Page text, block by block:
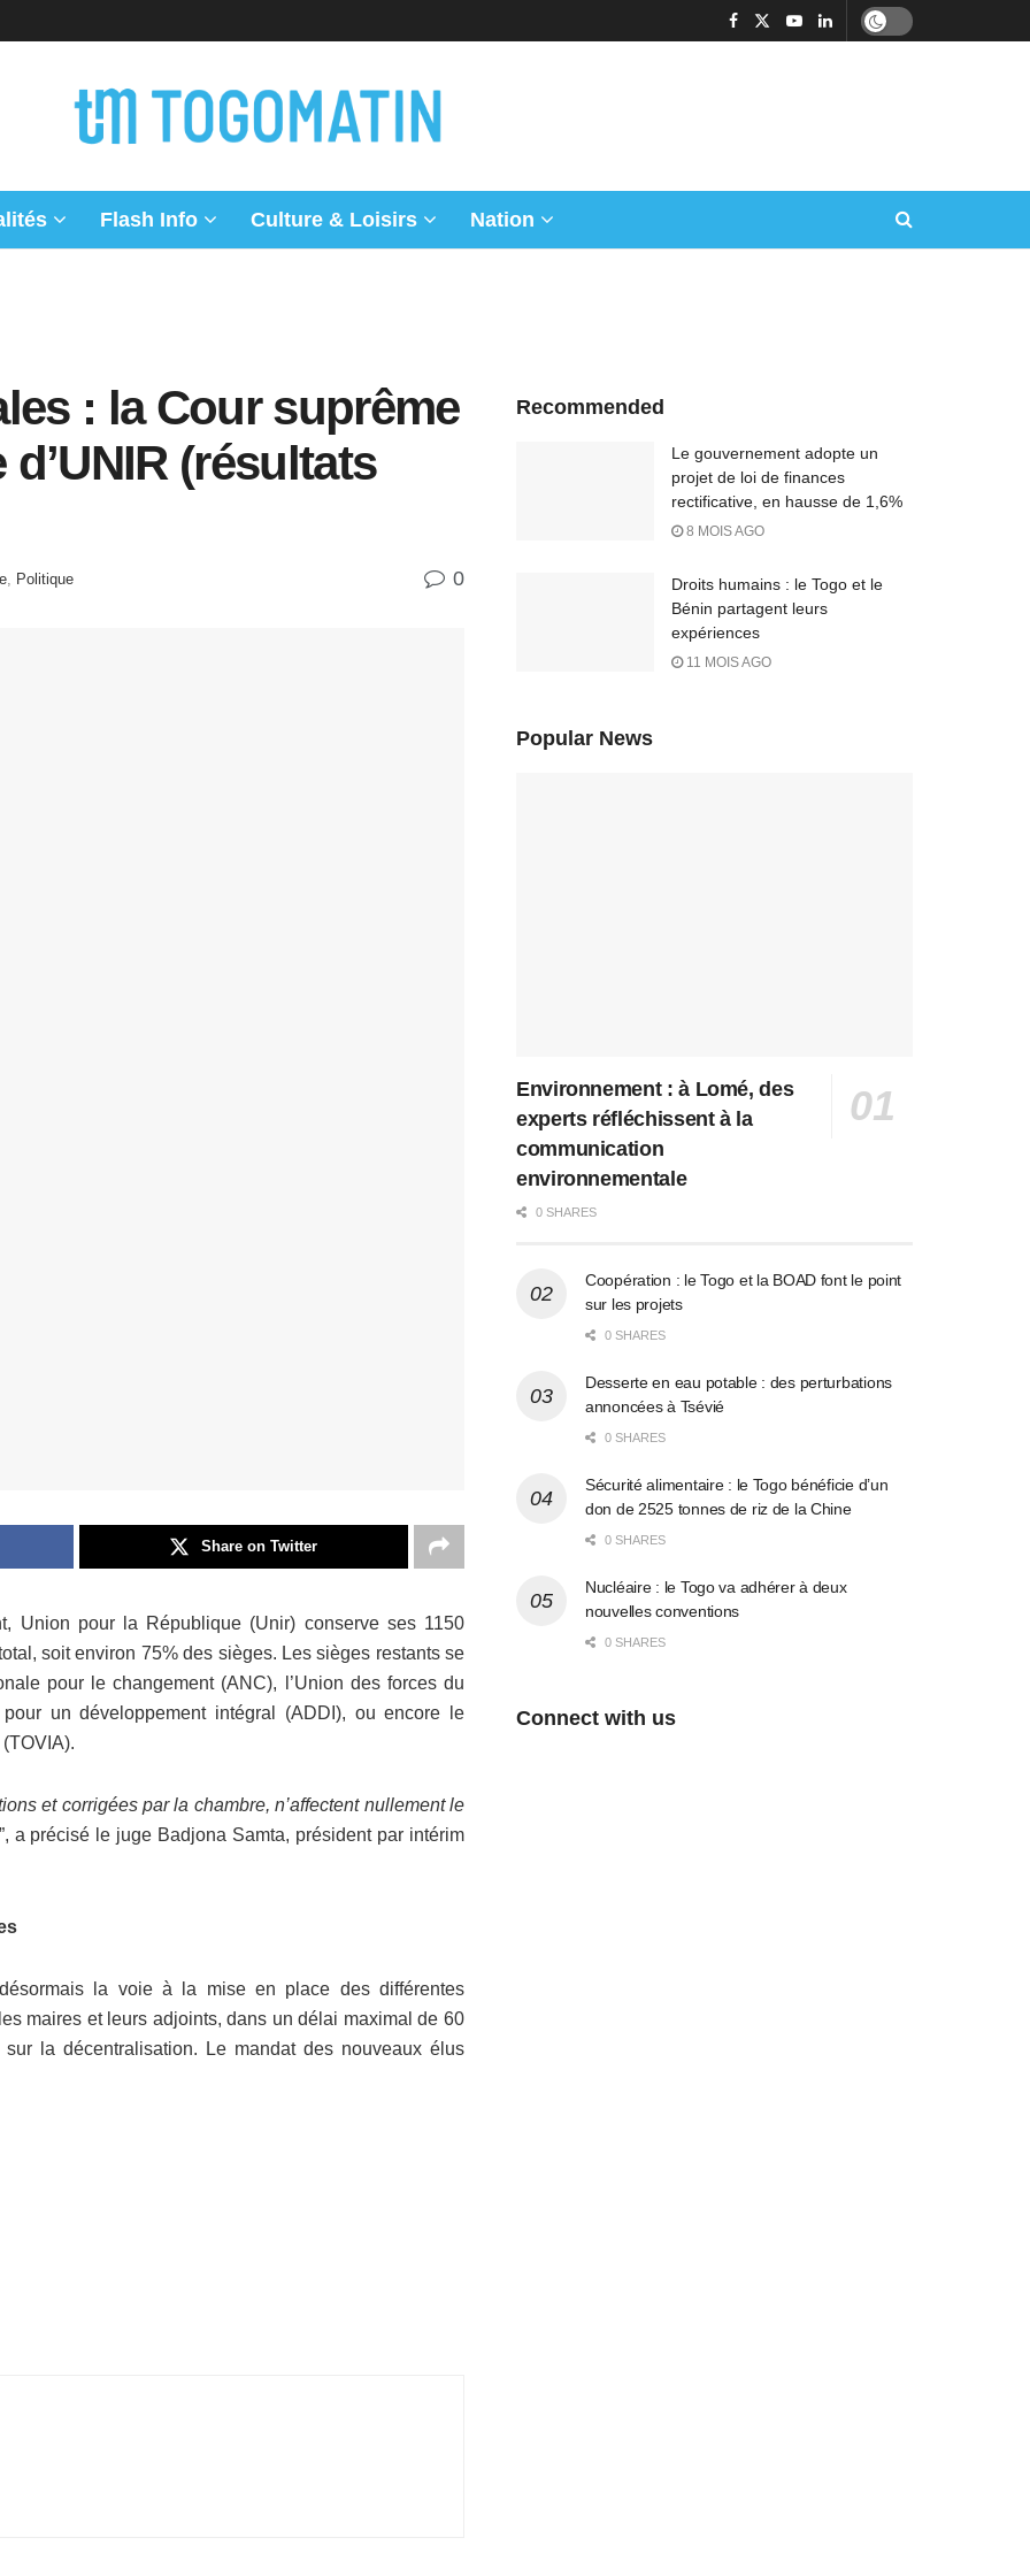
Flash Info Culture & Loisirs Nation
: la Cour suprême
(résultats
Politique 0
Share on Twitter
Union pour la République (Unir) conserve ses 1150
soit environ 75% des sièges. Les sièges restants se
pour le changement (ANC), l’Union des forces du
un développement intégral (ADDI), ou encore le
et corrigées par la chambre, n’affectent nullement le
a précisé le juge Badjona Samta, président par intérim
la voie à la mise en place des différentes
maires et leurs adjoints, dans un délai maximal de 60
la décentralisation. Le mandat des nouveaux élus
Recommended
Le gouvernement adopte un
projet de loi de finances
rectificative, en hausse de 1,6%
8 MOIS AGO
Droits humains : le Togo et le
Bénin partagent leurs
expériences
11 MOIS AGO
Popular News
Environnement : à Lomé, des
experts réfléchissent à la
communication
environnementale
0 SHARES
Coopération : le Togo et la BOAD font le point
sur les projets
0 SHARES
Desserte en eau potable : des perturbations
annoncées à Tsévié
0 SHARES
Sécurité alimentaire : le Togo bénéficie d’un
don de 2525 tonnes de riz de la Chine
0 SHARES
Nucléaire : le Togo va adhérer à deux
nouvelles conventions
0 SHARES
Connect with us